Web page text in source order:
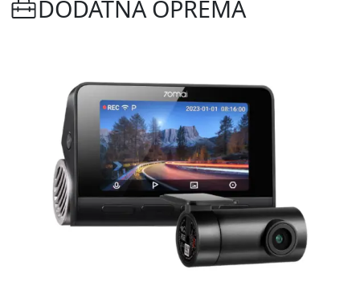
DODATNA OPREMA